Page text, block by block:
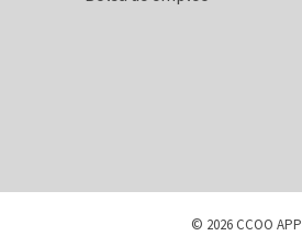
© 2026 CCOO APP